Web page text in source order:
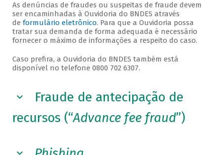
As denúncias de fraudes ou suspeitas de fraude devem
ser encaminhadas à Ouvidoria do BNDES através
de formulário eletrônico. Para que a Ouvidoria possa
tratar sua demanda de forma adequada é necessário
fornecer o máximo de informações a respeito do caso.
Caso prefira, a Ouvidoria do BNDES também está
disponível no telefone 0800 702 6307.
Fraude de antecipação de
recursos (“Advance fee fraud”)